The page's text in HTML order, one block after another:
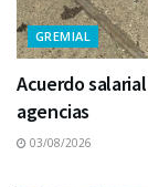
GREMIAL
Acuerdo
agencias
03/08/2026